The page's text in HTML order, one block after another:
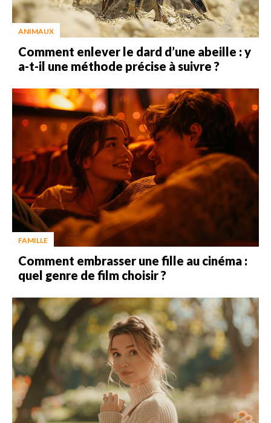
ANIMAUX
Comment enlever le dard d’une abeille : y
a-t-il une méthode précise à suivre ?
FAMILLE
Comment embrasser une fille au cinéma :
quel genre de film choisir ?